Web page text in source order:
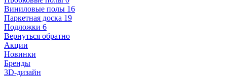
Виниловые полы 16
Паркетная доска 19
Подложки 6
Вернуться обратно
Акции
Новинки
Бренды
3D-дизайн